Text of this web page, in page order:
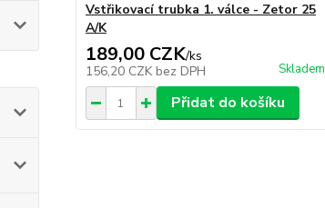
Vstřikovací trubka 1. válce - Zetor 25
A/K
189,00 CZK/ks
156,20 CZK bez DPH Skladem
Přidat do košíku